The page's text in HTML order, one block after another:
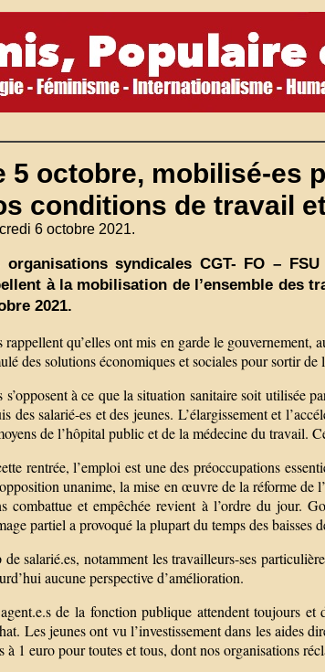
5 octobre, mobilisé-es
conditions de travail
6 octobre 2021.
organisations syndicales CGT- FO –
à la mobilisation de l’ensemble des
2021.
rappellent qu’elles ont mis en garde le gouvernement,
des solutions économiques et sociales pour sortir de
s’opposent à ce que la situation sanitaire soit utilisée
des salarié-es et des jeunes. L’élargissement et
de l’hôpital public et de la médecine du travail.
rentrée, l’emploi est une des préoccupations
unanime, la mise en œuvre de la réforme de
combattue et empêchée revient à l’ordre du jour.
partiel a provoqué la plupart du temps des baisses
de salarié.es, notamment les travailleurs-ses
aucune perspective d’amélioration.
de la fonction publique attendent toujours et
Les jeunes ont vu l’investissement dans les aides
à 1 euro pour toutes et tous, dont nos organisations